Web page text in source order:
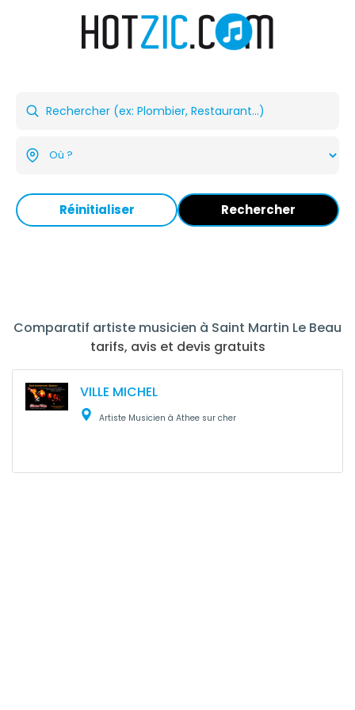
Réinitialiser Rechercher
Comparatif artiste musicien à Saint Martin Le Beau
tarifs, avis et devis gratuits
VILLE MICHEL
Artiste Musicien à Athee sur cher